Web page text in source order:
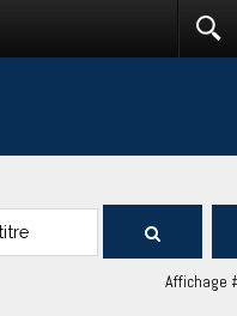
Affichage